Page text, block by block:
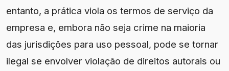
entanto, a prática viola os termos de serviço da
empresa e, embora não seja crime na maioria
das jurisdições para uso pessoal, pode se tornar
ilegal se envolver violação de direitos autorais ou